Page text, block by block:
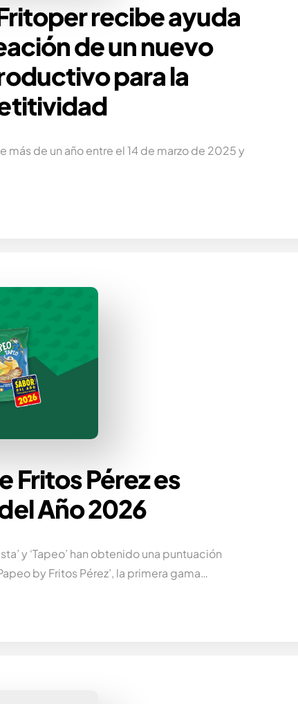
recibe ayuda
de un nuevo
para la
de un año entre el 14 de marzo de 2025 y
Fritos Pérez es
Año 2026
y ‘Tapeo’ han obtenido una puntuación
by Fritos Pérez’, la primera gama…